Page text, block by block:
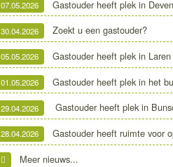
07.05.2026 Gastouder heeft plek in
30.04.2026 Zoekt u een gastouder?
05.05.2026 Gastouder heeft plek in
01.05.2026 Gastouder heeft plek in het
29.04.2026 Gastouder heeft plek in
28.04.2026
Gastouder heeft ruimte voor
Meer nieuws...